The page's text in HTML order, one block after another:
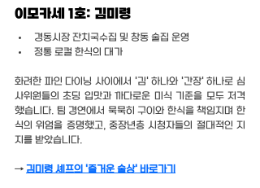
이모카세 1호: 김미령
경동시장 잔치국수집 및 창동 술집 운영
정통 로컬 한식의 대가
화려한 파인 다이닝 사이에서 '김' 하나와 '간장' 하나로 심
사위원들의 초딩 입맛과 까다로운 미식 기준을 모두 저격
했습니다. 팀 경연에서 묵묵히 구이와 한식을 책임지며 한
식의 위엄을 증명했고, 중장년층 시청자들의 절대적인 지
지를 받았습니다.
→ 김미령 셰프의 '즐거운 술상' 바로가기